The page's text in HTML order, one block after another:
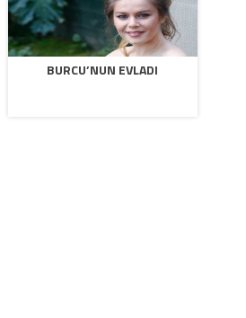
BURCU’NUN EVLADI